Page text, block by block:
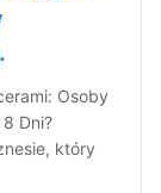
Osoby
Dni?
który